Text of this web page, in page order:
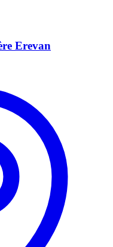
Erevan